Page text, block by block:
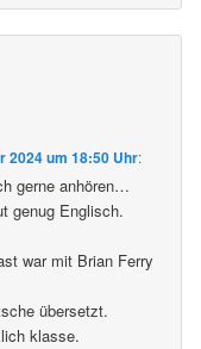
2024 um 18:50 Uhr:
gerne anhören…
genug Englisch.
war mit Brian Ferry
übersetzt.
klasse.